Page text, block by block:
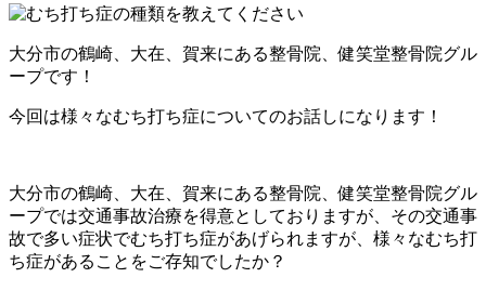
大分市の鶴崎、大在、賀来にある整骨院、健笑堂整骨院グル
ープです！
今回は様々なむち打ち症についてのお話しになります！
大分市の鶴崎、大在、賀来にある整骨院、健笑堂整骨院グル
ープでは交通事故治療を得意としておりますが、その交通事
故で多い症状でむち打ち症があげられますが、様々なむち打
ち症があることをご存知でしたか？